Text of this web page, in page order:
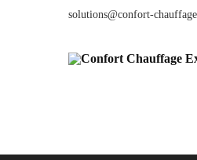
solutions@confort-